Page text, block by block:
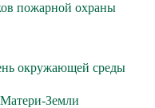
пожарной охраны
окружающей среды
Земли